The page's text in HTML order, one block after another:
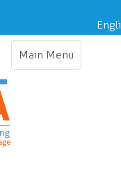
Main Menu
Toggle